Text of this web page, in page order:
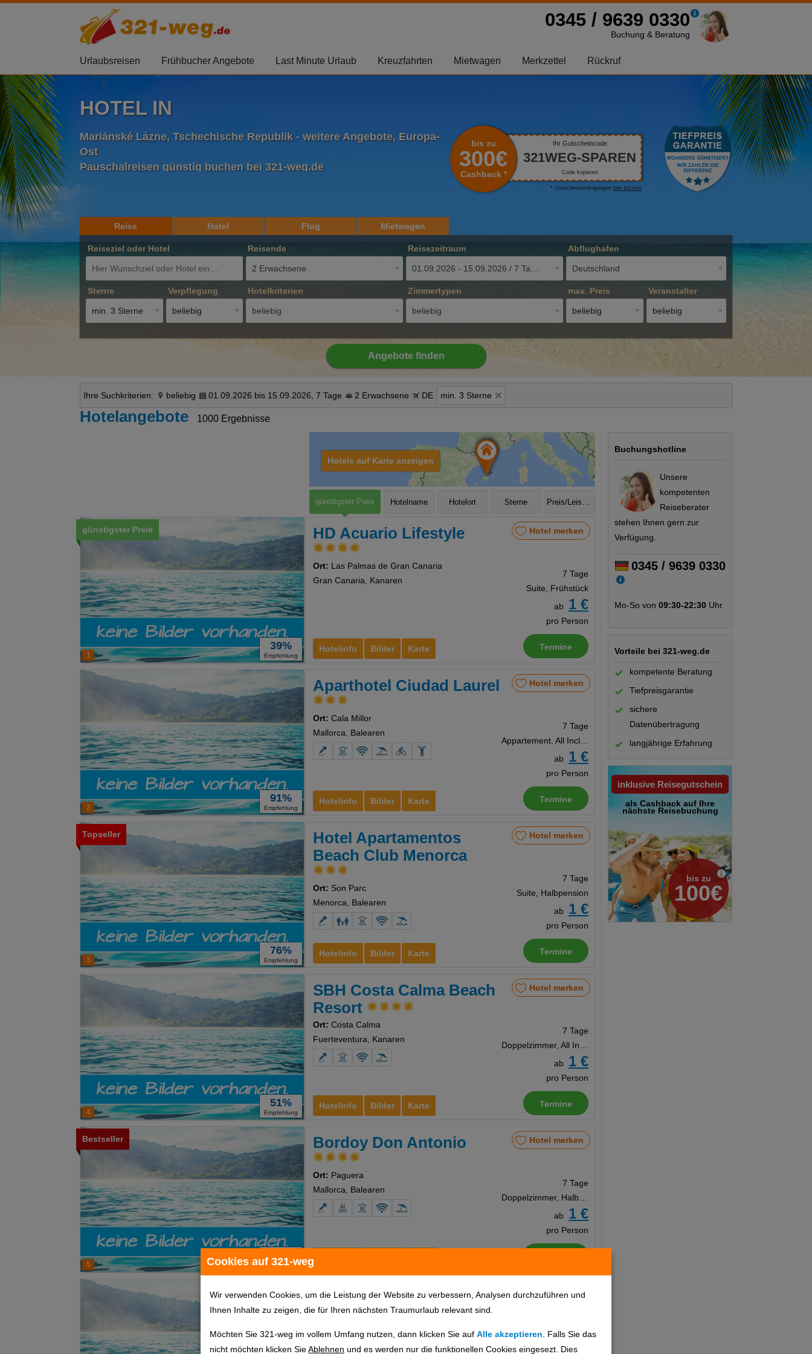
Cookies auf 321-weg
Wir verwenden Cookies, um die Leistung der Website zu verbessern, Analysen durchzuführen und
Ihnen Inhalte zu zeigen, die für Ihren nächsten Traumurlaub relevant sind.
Möchten Sie 321-weg im vollem Umfang nutzen, dann klicken Sie auf Alle akzeptieren . Falls Sie das
nicht möchten klicken SieAblehnen und es werden nur die funktionellen Cookies eingesezt. Dies
0345 / 9639 0330
Buchung & Beratung
Urlaubsreisen Frühbucher Angebote Last Minute Urlaub Kreuzfahrten Mietwagen Merkzettel Rückruf
HOTEL IN
Mariánské Lázne, Tschechische Republik - weitere Angebote, Europa-
Ost
Pauschalreisen günstig buchen bei 321-weg.de
bis zu
300€
Cashback *
Ihr Gutscheincode
321WEG-SPAREN
Code kopieren
* Gutscheinbedingungen hier klicken
Reise Hotel Flug Mietwagen
Reiseziel oder Hotel Reisende
2 Erwachsene
Reisezeitraum
01.09.2026 - 15.09.2026 / 7 Tage
Abflughafen
Deutschland
Sterne
min. 3 Sterne
Verpflegung
beliebig
Hotelkriterien
beliebig
Zimmertypen
beliebig
max. Preis
beliebig
Veranstalter
beliebig
Angebote finden
Ihre Suchkriterien: beliebig 01.09.2026 bis 15.09.2026, 7 Tage 2 Erwachsene DE min. 3 Sterne
Hotelangebote 1000 Ergebnisse
Buchungshotline
Unsere
kompetenten
Reiseberater
stehen Ihnen gern zur
Verfügung.
0345 / 9639 0330
Mo-So von 09:30-22:30 Uhr.
Vorteile bei 321-weg.de
kompetente Beratung
Tiefpreisgarantie
sichere
Datenübertragung
langjährige Erfahrung
inklusive Reisegutschein
als Cashback auf Ihre
nächste Reisebuchung
bis zu
100€
Hotels auf Karte anzeigen
günstigster Preis Hotelname Hotelort Sterne Preis/Leistung
1
günstigster Preis
39%
Empfehlung
Hotelinfo Bilder Karte
HD Acuario Lifestyle
Ort: Las Palmas de Gran Canaria
Gran Canaria, Kanaren
Hotel merken
7 Tage
Suite, Frühstück
ab
1 €
pro Person
Termine
2
91%
Empfehlung
Hotelinfo Bilder Karte
Aparthotel Ciudad Laurel
Ort: Cala Millor
Mallorca, Balearen
Hotel merken
7 Tage
Appartement, All Inclusive
ab
1 €
pro Person
Termine
3
Topseller
76%
Empfehlung
Hotelinfo Bilder Karte
Hotel Apartamentos
Beach Club Menorca
Ort: Son Parc
Menorca, Balearen
Hotel merken
7 Tage
Suite, Halbpension
ab
1 €
pro Person
Termine
4
51%
Empfehlung
Hotelinfo Bilder Karte
SBH Costa Calma Beach
Resort
Ort: Costa Calma
Fuerteventura, Kanaren
Hotel merken
7 Tage
Doppelzimmer, All Inclusive
ab
1 €
pro Person
Termine
5
Bestseller
98%
Empfehlung
Bordoy Don Antonio
Ort: Paguera
Mallorca, Balearen
Hotel merken
7 Tage
Doppelzimmer, Halbpension
ab
1 €
pro Person
Alexia Resort & SPA
Türkische Riviera, Türkei
Hotel merken
7 Tage